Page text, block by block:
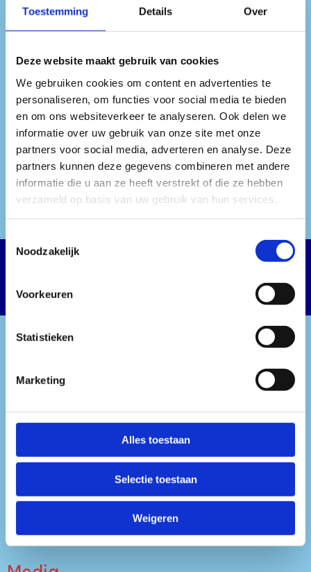
Toestemming Details Over
Deze website maakt gebruik van cookies
We gebruiken cookies om content en advertenties te
personaliseren, om functies voor social media te bieden
en om ons websiteverkeer te analyseren. Ook delen we
informatie over uw gebruik van onze site met onze
partners voor social media, adverteren en analyse. Deze
partners kunnen deze gegevens combineren met andere
informatie die u aan ze heeft verstrekt of die ze hebben
verzameld op basis van uw gebruik van hun services.
Toestemmingsselectie
Noodzakelijk
Voorkeuren
Statistieken
Marketing
Alles toestaan
Selectie toestaan
Weigeren
LAMMER
LAMMER
Tickets
Over ons